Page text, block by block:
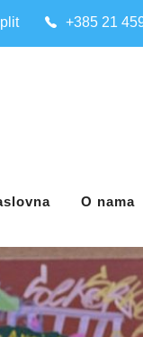
+385 21
O nama